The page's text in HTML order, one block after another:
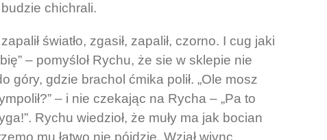
chichrali.
światło, zgasił, zapalił, czorno. I cug jaki
– pomyśloł Rychu, że sie w sklepie nie
góry, gdzie brachol ćmika polił. „Ole mosz
– i nie czekając na Rycha – „Pa to
Rychu wiedzioł, że muły ma jak bocian
mu łatwo nie pójdzie. Wziął wjync